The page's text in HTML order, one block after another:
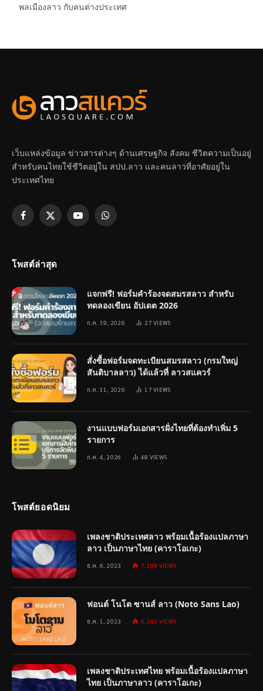
พลเมืองลาว กับคนต่างประเทศ
เว็บแหล่งข้อมูล ข่าวสารต่างๆ ด้านเศรษฐกิจ สังคม ชีวิตความเป็นอยู่
สำหรับคนไทยใช้ชีวิตอยู่ใน สปป.ลาว และคนลาวที่อาศัยอยู่ใน
ประเทศไทย
Facebook
X
YouTubeWhatsApp
โพสต์ล่าสุด
แจกฟรี! ฟอร์มคำร้องจดสมรสลาว สำหรับ
ทดลองเขียน อัปเดต 2026
ก.ค. 19, 2026 27VIEWS
สั่งซื้อฟอร์มจดทะเบียนสมรสลาว (กรมใหญ่
สันติบาลลาว) ได้แล้วที่ ลาวสแควร์
ก.ค. 11, 2026 17VIEWS
งานแบบฟอร์มเอกสารฝั่งไทยที่ต้องทำเพิ่ม 5
รายการ
ก.ค. 4, 2026 48 VIEWS
โพสต์ยอดนิยม
เพลงชาติประเทศลาว พร้อมเนื้อร้องแปลภาษา
ลาว เป็นภาษาไทย (คาราโอเกะ)
ธ.ค. 6, 2023 7,188 VIEWS
ฟอนต์ โนโต ซานส์ ลาว (Noto Sans Lao)
ธ.ค. 1, 2023 6,240 VIEWS
เพลงชาติประเทศไทย พร้อมเนื้อร้องแปลภาษา
ไทย เป็นภาษาลาว (คาราโอเกะ)